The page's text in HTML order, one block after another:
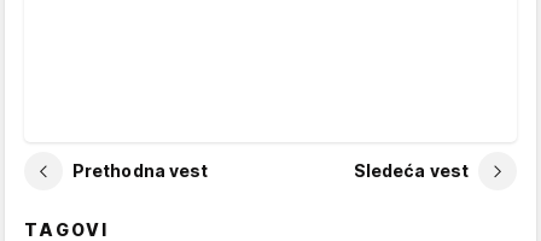
Prethodna vest Sledeća vest
TAGOVI